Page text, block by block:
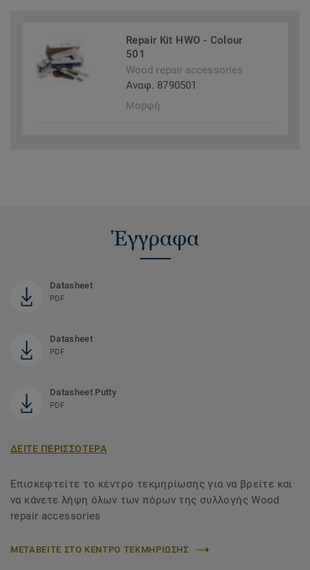
Repair Kit HWO - Colour
501
Wood repair accessories
Αναφ. 8790501
Μορφή
Έγγραφα
Datasheet
PDF
Datasheet
PDF
Datasheet Putty
PDF
ΔΕΙΤΕ ΠΕΡΙΣΣΟΤΕΡΑ
Επισκεφτείτε το κέντρο τεκμηρίωσης για να βρείτε και
να κάνετε λήψη όλων των πόρων της συλλογής Wood
repair accessories
ΜΕΤΑΒΕΙΤΕ ΣΤΟ ΚΕΝΤΡΟ ΤΕΚΜΗΡΙΩΣΗΣ